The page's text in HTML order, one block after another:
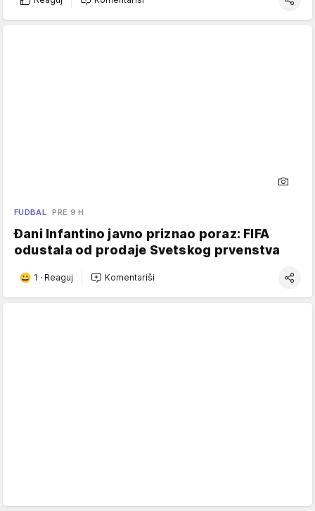
FUDBAL PRE 9 H
Đani Infantino javno priznao poraz: FIFA
odustala od prodaje Svetskog prvenstva
1 · Reaguj Komentariši